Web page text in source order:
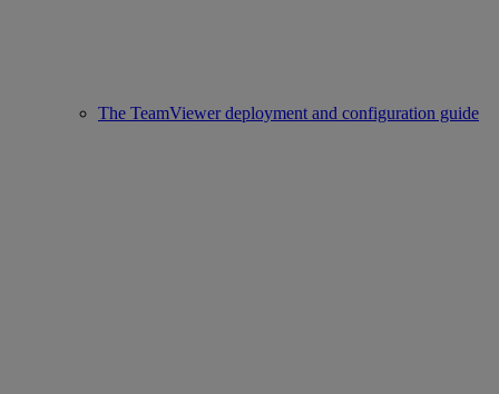
The TeamViewer deployment and configuration guide